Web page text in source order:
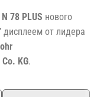
78 PLUS нового
дисплеем от лидера
KG.